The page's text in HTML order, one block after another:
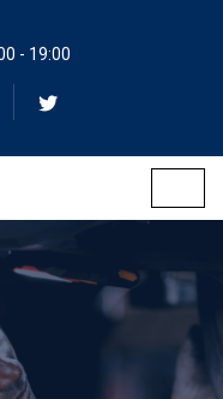
- 19:00